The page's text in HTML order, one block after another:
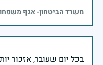
משרד הביטחון- אגף